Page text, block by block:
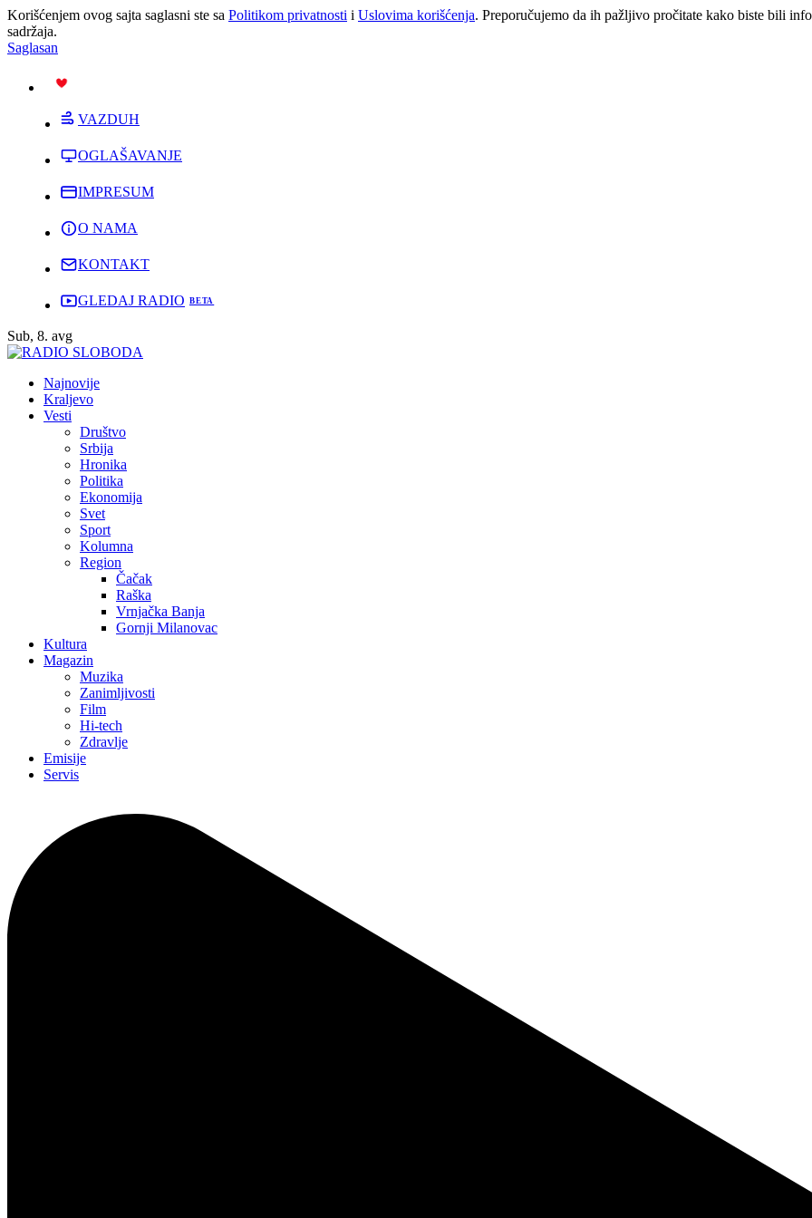
Korišćenjem ovog sajta saglasni ste sa Politikom privatnosti i Uslovima korišćenja. Preporučujemo da ih pažljivo pročitate kako biste bili
sadržaja.
Saglasan
VAZDUH
OGLAŠAVANJE
IMPRESUM
O NAMA
KONTAKT
GLEDAJ RADIO
Sub, 8. avg
Najnovije
Kraljevo
Vesti
Društvo
Srbija
Hronika
Politika
Ekonomija
Svet
Sport
Kolumna
Region
Čačak
Raška
Vrnjačka Banja
Gornji Milanovac
Kultura
Magazin
Muzika
Zanimljivosti
Film
Hi-tech
Zdravlje
Emisije
Servis